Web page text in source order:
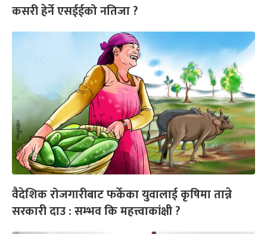
कसरी हेर्ने एसईईको नतिजा ?
वैदेशिक रोजगारीबाट फर्केका युवालाई कृषिमा तान्ने
सरकारी दाउ : सम्भव कि महत्त्वाकांक्षी ?